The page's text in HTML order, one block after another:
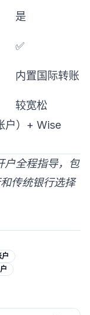
是
✅
内置国际转账
较宽松
户）+ Wise
户全程指导，包
传统银行选择